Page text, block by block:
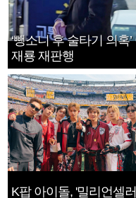
‘뺑소니 후 술타기 의혹’
재룡 재판행
K팝 아이돌, '밀리언셀